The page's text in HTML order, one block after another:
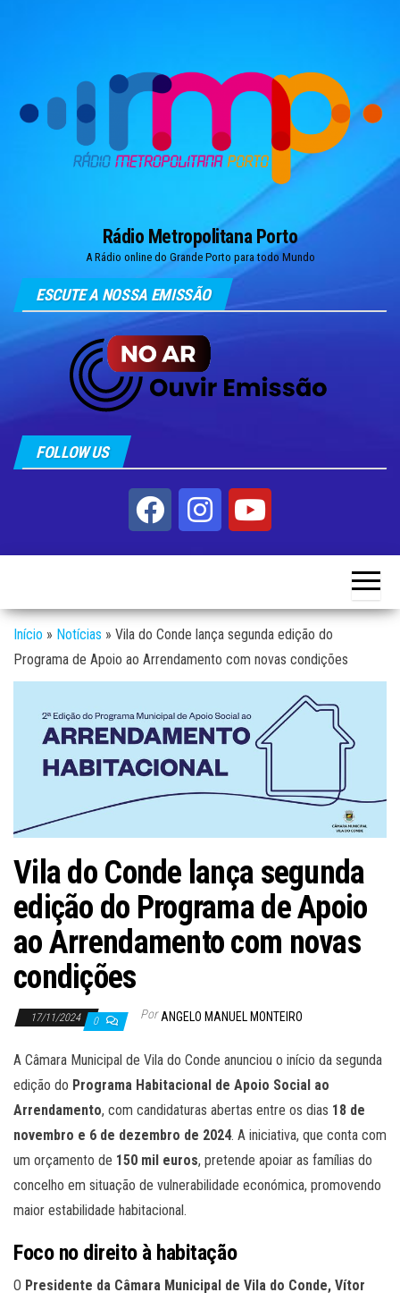
Rádio Metropolitana Porto
A Rádio online do Grande Porto para todo Mundo
ESCUTE A NOSSA EMISSÃO
FOLLOW US
Início » Notícias » Vila do Conde lança segunda edição do
Programa de Apoio ao Arrendamento com novas condições
Vila do Conde lança segunda
edição do Programa de Apoio
ao Arrendamento com novas
condições
17/11/2024 0 Por ANGELO MANUEL MONTEIRO
A Câmara Municipal de Vila do Conde anunciou o início da segunda
edição do Programa Habitacional de Apoio Social ao
Arrendamento, com candidaturas abertas entre os dias 18 de
novembro e 6 de dezembro de 2024. A iniciativa, que conta com
um orçamento de 150 mil euros, pretende apoiar as famílias do
concelho em situação de vulnerabilidade económica, promovendo
maior estabilidade habitacional.
Foco no direito à habitação
O Presidente da Câmara Municipal de Vila do Conde, Vítor